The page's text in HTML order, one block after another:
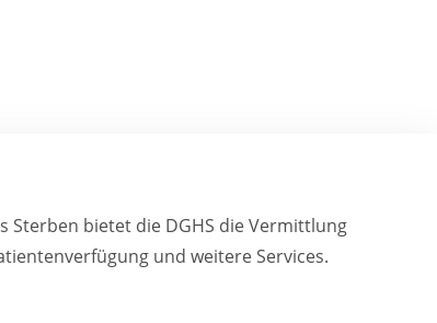
bietet die DGHS die Vermittlung
und weitere Services.